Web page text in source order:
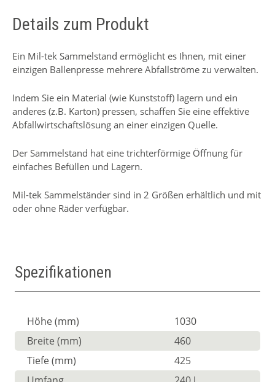
Details zum Produkt
Ein Mil-tek Sammelstand ermöglicht es Ihnen, mit einer
einzigen Ballenpresse mehrere Abfallströme zu verwalten.
Indem Sie ein Material (wie Kunststoff) lagern und ein
anderes (z.B. Karton) pressen, schaffen Sie eine effektive
Abfallwirtschaftslösung an einer einzigen Quelle.
Der Sammelstand hat eine trichterförmige Öffnung für
einfaches Befüllen und Lagern.
Mil-tek Sammelständer sind in 2 Größen erhältlich und mit
oder ohne Räder verfügbar.
Spezifikationen
Höhe (mm)
1030
Breite (mm)
460
Tiefe (mm)
425